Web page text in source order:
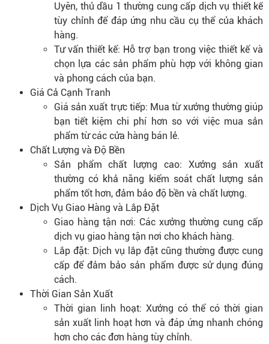
Uyên, thủ dầu 1 thường cung cấp dịch vụ thiết kế
tùy chỉnh để đáp ứng nhu cầu cụ thể của khách
hàng.
Tư vấn thiết kế: Hỗ trợ bạn trong việc thiết kế và
chọn lựa các sản phẩm phù hợp với không gian
và phong cách của bạn.
Giá Cả Cạnh Tranh
Giá sản xuất trực tiếp: Mua từ xưởng thường giúp
bạn tiết kiệm chi phí hơn so với việc mua sản
phẩm từ các cửa hàng bán lẻ.
Chất Lượng và Độ Bền
Sản phẩm chất lượng cao: Xưởng sản xuất
thường có khả năng kiểm soát chất lượng sản
phẩm tốt hơn, đảm bảo độ bền và chất lượng.
Dịch Vụ Giao Hàng và Lắp Đặt
Giao hàng tận nơi: Các xưởng thường cung cấp
dịch vụ giao hàng tận nơi cho khách hàng.
Lắp đặt: Dịch vụ lắp đặt cũng thường được cung
cấp để đảm bảo sản phẩm được sử dụng đúng
cách.
Thời Gian Sản Xuất
Thời gian linh hoạt: Xưởng có thể có thời gian
sản xuất linh hoạt hơn và đáp ứng nhanh chóng
hơn cho các đơn hàng tùy chỉnh.